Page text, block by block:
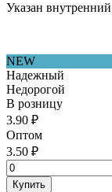
Указан внутренний
NEW
Надежный
Недорогой
В розницу
3.90 ₽
Оптом
3.50 ₽
Купить